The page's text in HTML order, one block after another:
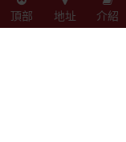
頂部 地址 介紹